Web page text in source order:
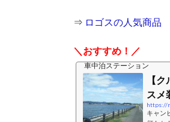
⇒ ロゴスの人気商品
＼おすすめ！／
車中泊ステーション
【
スメ
https://
キャン